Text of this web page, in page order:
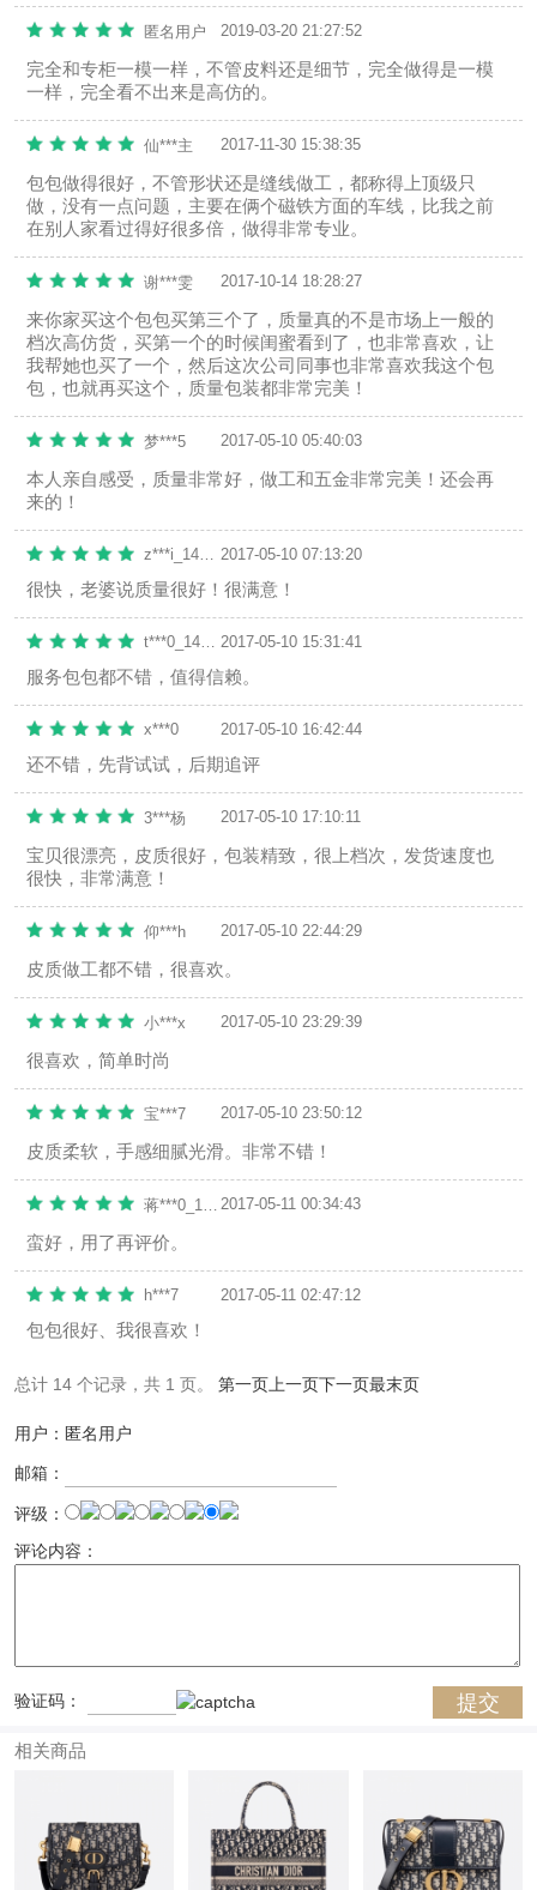
匿名用户 2019-03-20 21:27:52
完全和专柜一模一样，不管皮料还是细节，完全做得是一模
一样，完全看不出来是高仿的。
仙***主 2017-11-30 15:38:35
包包做得很好，不管形状还是缝线做工，都称得上顶级只
做，没有一点问题，主要在俩个磁铁方面的车线，比我之前
在别人家看过得好很多倍，做得非常专业。
谢***雯 2017-10-14 18:28:27
来你家买这个包包买第三个了，质量真的不是市场上一般的
档次高仿货，买第一个的时候闺蜜看到了，也非常喜欢，让
我帮她也买了一个，然后这次公司同事也非常喜欢我这个包
包，也就再买这个，质量包装都非常完美！
梦***5 2017-05-10 05:40:03
本人亲自感受，质量非常好，做工和五金非常完美！还会再
来的！
z***i_1494509272 2017-05-10 07:13:20
很快，老婆说质量很好！很满意！
t***0_1494509272 2017-05-10 15:31:41
服务包包都不错，值得信赖。
x***0 2017-05-10 16:42:44
还不错，先背试试，后期追评
3***杨 2017-05-10 17:10:11
宝贝很漂亮，皮质很好，包装精致，很上档次，发货速度也
很快，非常满意！
仰***h 2017-05-10 22:44:29
皮质做工都不错，很喜欢。
小***x 2017-05-10 23:29:39
很喜欢，简单时尚
宝***7 2017-05-10 23:50:12
皮质柔软，手感细腻光滑。非常不错！
蒋***0_1494509272 2017-05-11 00:34:43
蛮好，用了再评价。
h***7 2017-05-11 02:47:12
包包很好、我很喜欢！
总计 14 个记录，共 1 页。 第一页上一页下一页最末页
用户：匿名用户
邮箱：
评级：
评论内容：
验证码：
相关商品